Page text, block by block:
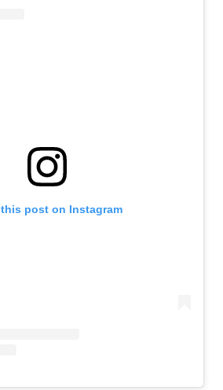
post on Instagram